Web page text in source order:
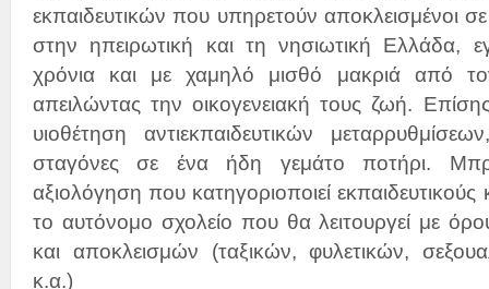
εκπαιδευτικών που υπηρετούν αποκλεισμένοι
στην ηπειρωτική και τη νησιωτική Ελλάδα,
χρόνια και με χαμηλό μισθό μακριά από
απειλώντας την οικογενειακή τους ζωή.
υιοθέτηση αντιεκπαιδευτικών
σταγόνες σε ένα ήδη γεμάτο ποτήρι.
αξιολόγηση που κατηγοριοποιεί εκπαιδευτικούς
το αυτόνομο σχολείο που θα λειτουργεί με
και αποκλεισμών (ταξικών, φυλετικών,
κ.α.)